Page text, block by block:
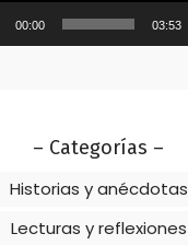
00:00 03:53
– Categorías –
Historias y anécdotas
Lecturas y reflexiones